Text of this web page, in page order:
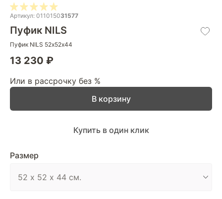
Артикул: 011015031577
Пуфик NILS
Пуфик NILS 52х52х44
13 230 ₽
Или в рассрочку без %
Размер
В корзину
Купить в один клик